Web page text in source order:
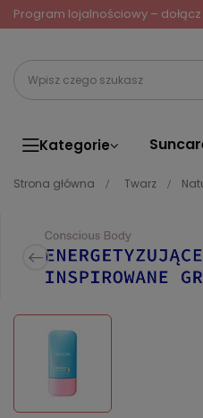
Program lojalnościowy –
Kategorie
Strona główna Twarz